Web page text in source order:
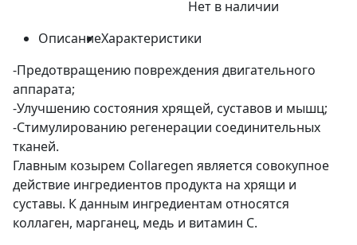
Нет в наличии
ОписаниеХарактеристики
-Предотвращению повреждения двигательного
аппарата;
-Улучшению состояния хрящей, суставов и мышц;
-Стимулированию регенерации соединительных
тканей.
Главным козырем Collaregen является совокупное
действие ингредиентов продукта на хрящи и
суставы. К данным ингредиентам относятся
коллаген, марганец, медь и витамин С.